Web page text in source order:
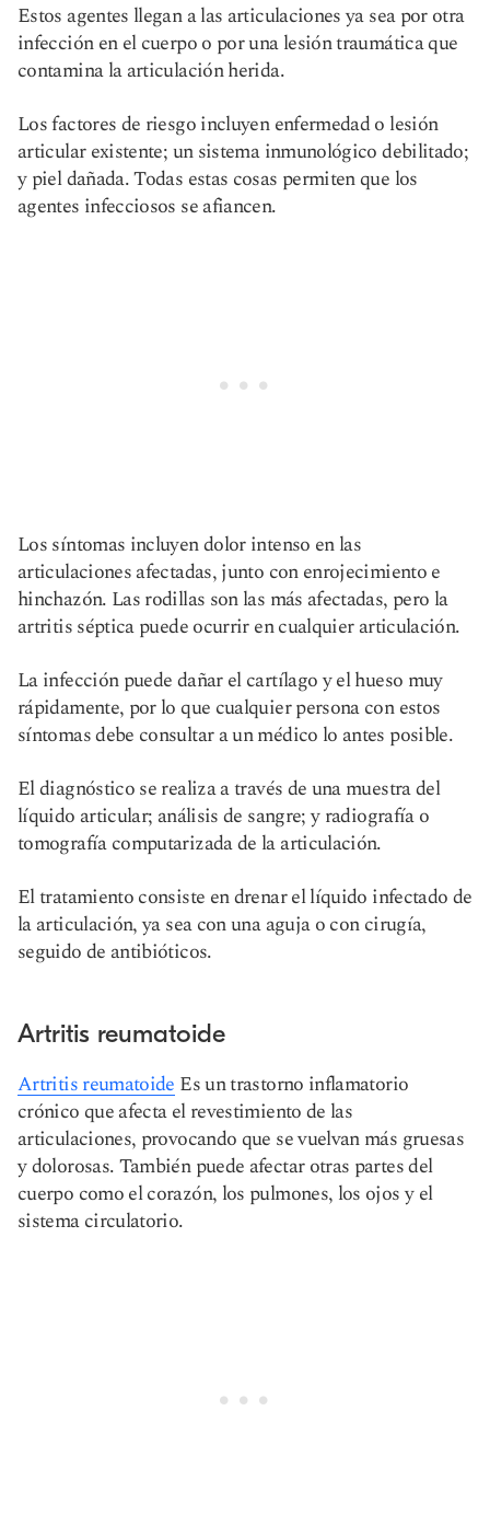
Estos agentes llegan a las articulaciones ya sea por otra
infección en el cuerpo o por una lesión traumática que
contamina la articulación herida.
Los factores de riesgo incluyen enfermedad o lesión
articular existente; un sistema inmunológico debilitado;
y piel dañada. Todas estas cosas permiten que los
agentes infecciosos se afiancen.
Los síntomas incluyen dolor intenso en las
articulaciones afectadas, junto con enrojecimiento e
hinchazón. Las rodillas son las más afectadas, pero la
artritis séptica puede ocurrir en cualquier articulación.
La infección puede dañar el cartílago y el hueso muy
rápidamente, por lo que cualquier persona con estos
síntomas debe consultar a un médico lo antes posible.
El diagnóstico se realiza a través de una muestra del
líquido articular; análisis de sangre; y radiografía o
tomografía computarizada de la articulación.
El tratamiento consiste en drenar el líquido infectado de
la articulación, ya sea con una aguja o con cirugía,
seguido de antibióticos.
Artritis reumatoide
Artritis reumatoide Es un trastorno inflamatorio
crónico que afecta el revestimiento de las
articulaciones, provocando que se vuelvan más gruesas
y dolorosas. También puede afectar otras partes del
cuerpo como el corazón, los pulmones, los ojos y el
sistema circulatorio.